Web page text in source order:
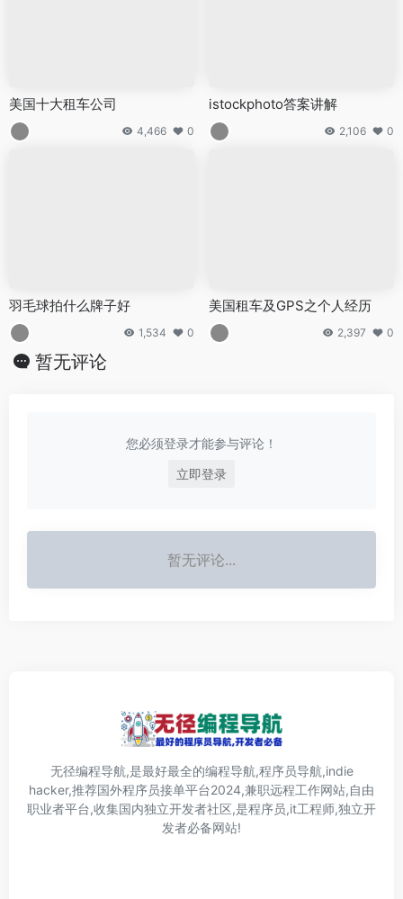
美国十大租车公司
4,466 0
istockphoto答案讲解
2,106 0
羽毛球拍什么牌子好
1,534 0
美国租车及GPS之个人经历
2,397 0
暂无评论
您必须登录才能参与评论！
立即登录
暂无评论...
无径编程导航,是最好最全的编程导航,程序员导航,indie
hacker,推荐国外程序员接单平台2024,兼职远程工作网站,自由
职业者平台,收集国内独立开发者社区,是程序员,it工程师,独立开
发者必备网站!